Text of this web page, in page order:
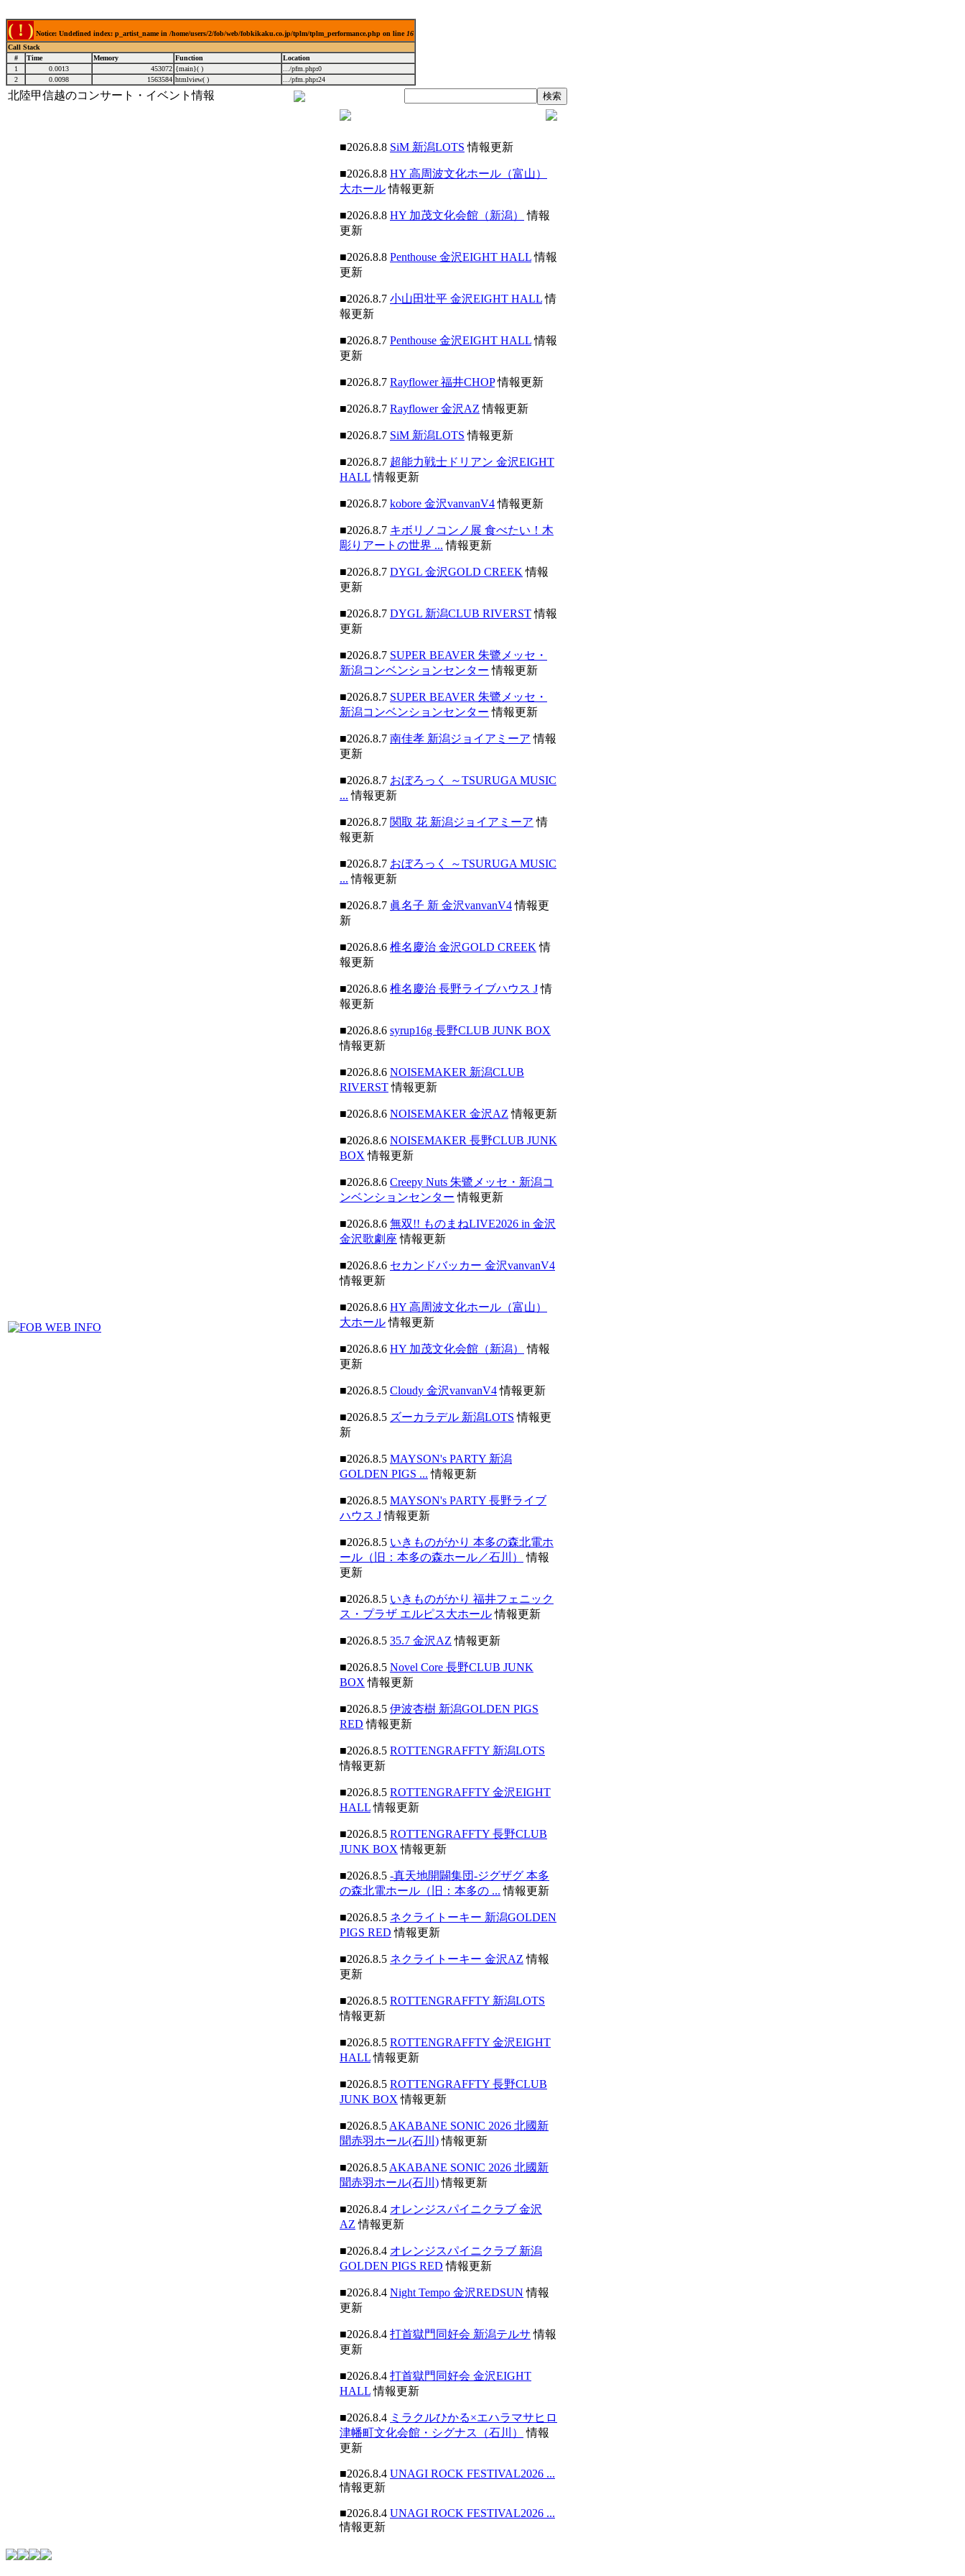
( ! ) Notice: Undefined index: p_artist_name in /home/users/2/fob/web/fobkikaku.co.jp/tplm/tplm_performance.php on line 16
Call Stack
#
Time Memory Function
Location
1
0.0013 453072 {main}( ) .../pfm.php:0
2
0.0098 1563584 htmlview( ) .../pfm.php:24
北陸甲信越のコンサート・イベント情報
■2026.8.8 SiM 新潟LOTS 情報更新
■2026.8.8 HY 高周波文化ホール（富山）
大ホール情報更新
■2026.8.8 HY 加茂文化会館（新潟）
情報
更新
■2026.8.8 Penthouse 金沢EIGHT HALL情報
更新
■2026.8.7 小山田壮平 金沢EIGHT HALL情
報更新
■2026.8.7 Penthouse 金沢EIGHT HALL情報
更新
■2026.8.7 Rayflower 福井CHOP情報更新
■2026.8.7 Rayflower 金沢AZ 情報更新
■2026.8.7 SiM 新潟LOTS 情報更新
■2026.8.7 超能力戦士ドリアン 金沢EIGHT
HALL情報更新
■2026.8.7 kobore 金沢vanvanV4情報更新
■2026.8.7 キボリノコンノ展 食べたい！木
彫りアートの世界 ... 情報更新
■2026.8.7 DYGL 金沢GOLD CREEK 情報
更新
■2026.8.7 DYGL 新潟CLUB RIVERST情報
更新
■2026.8.7 SUPER BEAVER 朱鷺メッセ・
新潟コンベンションセンター 情報更新
■2026.8.7 SUPER BEAVER 朱鷺メッセ・
新潟コンベンションセンター 情報更新
■2026.8.7 南佳孝 新潟ジョイアミーア 情報
更新
■2026.8.7 おぼろっく ～TSURUGA MUSIC
... 情報更新
■2026.8.7 関取 花 新潟ジョイアミーア 情
報更新
■2026.8.7 おぼろっく ～TSURUGA MUSIC
... 情報更新
■2026.8.7 眞名子 新 金沢vanvanV4情報更
新
■2026.8.6 椎名慶治 金沢GOLD CREEK 情
報更新
■2026.8.6 椎名慶治 長野ライブハウス J情
報更新
■2026.8.6 syrup16g 長野CLUB JUNK BOX
情報更新
■2026.8.6 NOISEMAKER 新潟CLUB
RIVERST情報更新
■2026.8.6 NOISEMAKER 金沢AZ 情報更新
■2026.8.6 NOISEMAKER 長野CLUB JUNK
BOX 情報更新
■2026.8.6 Creepy Nuts 朱鷺メッセ・新潟コ
ンベンションセンター 情報更新
■2026.8.6 無双!! ものまねLIVE2026 in 金沢
金沢歌劇座 情報更新
■2026.8.6 セカンドバッカー 金沢vanvanV4
情報更新
■2026.8.6 HY 高周波文化ホール（富山）
大ホール情報更新
■2026.8.6 HY 加茂文化会館（新潟）
情報
更新
■2026.8.5 Cloudy 金沢vanvanV4情報更新
■2026.8.5 ズーカラデル 新潟LOTS 情報更
新
■2026.8.5 MAYSON's PARTY 新潟
GOLDEN PIGS ... 情報更新
■2026.8.5 MAYSON's PARTY 長野ライブ
ハウス J情報更新
■2026.8.5 いきものがかり 本多の森北電ホ
ール（旧：本多の森ホール／石川）
情報
更新
■2026.8.5 いきものがかり 福井フェニック
ス・プラザ エルピス大ホール情報更新
■2026.8.5 35.7 金沢AZ 情報更新
■2026.8.5 Novel Core 長野CLUB JUNK
BOX 情報更新
■2026.8.5 伊波杏樹 新潟GOLDEN PIGS
RED 情報更新
■2026.8.5 ROTTENGRAFFTY 新潟LOTS
情報更新
■2026.8.5 ROTTENGRAFFTY 金沢EIGHT
HALL情報更新
■2026.8.5 ROTTENGRAFFTY 長野CLUB
JUNK BOX 情報更新
■2026.8.5 -真天地開闢集団-ジグザグ 本多
の森北電ホール（旧：本多の ... 情報更新
■2026.8.5 ネクライトーキー 新潟GOLDEN
PIGS RED 情報更新
■2026.8.5 ネクライトーキー 金沢AZ 情報
更新
■2026.8.5 ROTTENGRAFFTY 新潟LOTS
情報更新
■2026.8.5 ROTTENGRAFFTY 金沢EIGHT
HALL情報更新
■2026.8.5 ROTTENGRAFFTY 長野CLUB
JUNK BOX 情報更新
■2026.8.5 AKABANE SONIC 2026 北國新
聞赤羽ホール(石川)情報更新
■2026.8.5 AKABANE SONIC 2026 北國新
聞赤羽ホール(石川)情報更新
■2026.8.4 オレンジスパイニクラブ 金沢
AZ 情報更新
■2026.8.4 オレンジスパイニクラブ 新潟
GOLDEN PIGS RED 情報更新
■2026.8.4 Night Tempo 金沢REDSUN 情報
更新
■2026.8.4 打首獄門同好会 新潟テルサ 情報
更新
■2026.8.4 打首獄門同好会 金沢EIGHT
HALL情報更新
■2026.8.4 ミラクルひかる×エハラマサヒロ
津幡町文化会館・シグナス（石川）
情報
更新
■2026.8.4 UNAGI ROCK FESTIVAL2026 ...
情報更新
■2026.8.4 UNAGI ROCK FESTIVAL2026 ...
情報更新